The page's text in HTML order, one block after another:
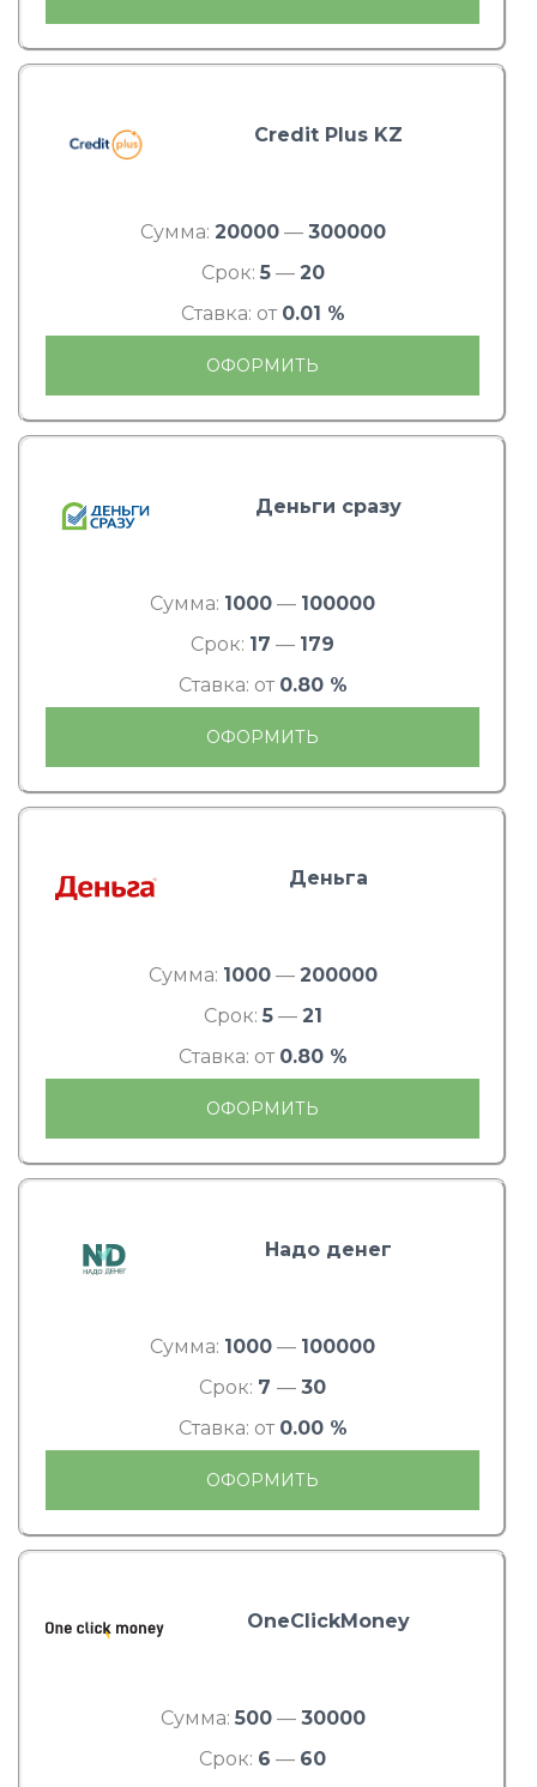
Credit Plus KZ
Сумма: 20000— 300000
Срок: 5— 20
Ставка: от 0.01 %
ОФОРМИТЬ
Деньги сразу
Сумма: 1000 — 100000
Срок: 17 — 179
Ставка: от 0.80 %
ОФОРМИТЬ
Деньга
Сумма: 1000— 200000
Срок: 5— 21
Ставка: от 0.80 %
ОФОРМИТЬ
Надо денег
Сумма: 1000 — 100000
Срок: 7 — 30
Ставка: от 0.00 %
ОФОРМИТЬ
OneClickMoney
Сумма: 500— 30000
Срок: 6 — 60